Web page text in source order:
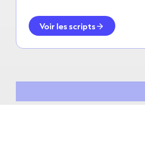
Voir les scripts